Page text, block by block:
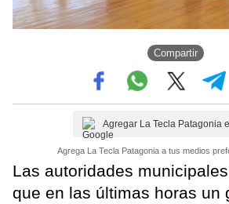
Compartir
Agregar La Tecla Patagonia
Agrega La Tecla Patagonia a tus medios
Las autoridades
que en las últimas horas un